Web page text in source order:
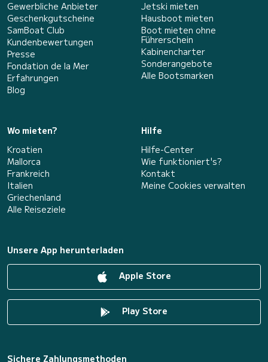
Gewerbliche Anbieter
Geschenkgutscheine
SamBoat Club
Kundenbewertungen
Presse
Fondation de la Mer
Erfahrungen
Blog
Jetski mieten
Hausboot mieten
Boot mieten ohne
Führerschein
Kabinencharter
Sonderangebote
Alle Bootsmarken
Wo mieten?
Kroatien
Mallorca
Frankreich
Italien
Griechenland
Alle Reiseziele
Hilfe
Hilfe-Center
Wie funktioniert's?
Kontakt
Meine Cookies verwalten
Unsere App herunterladen
Apple Store
Play Store
Sichere Zahlungsmethoden